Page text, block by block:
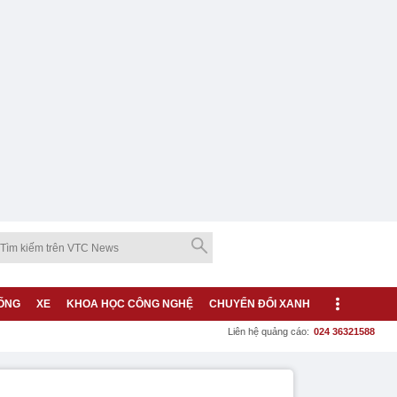
XE KHOA HỌC CÔNG NGHỆ CHUYỂN ĐỔI XANH
Liên hệ quảng cáo: 024 36321588